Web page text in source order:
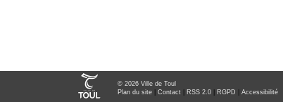
© 2026 Ville de Toul
Plan du site
Contact RSS 2.0 RGPD Accessibilité